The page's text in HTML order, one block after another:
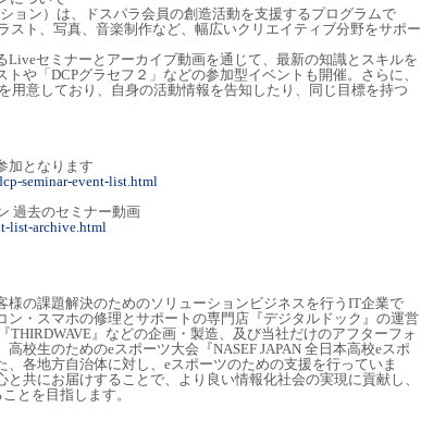
ョン）は、ドスパラ会員の創造活動を支援するプログラムで
スト、写真、音楽制作など、幅広いクリエイティブ分野をサポー
セミナーとアーカイブ動画を通じて、最新の知識とスキルを
や「DCPグラセフ２」などの参加型イベントも開催。さらに、
用意しており、自身の活動情報を告知したり、同じ目標を持つ
加となります
seminar-event-list.html
過去のセミナー動画
list-archive.html
様の課題解決のためのソリューションビジネスを行うIT企業で
・スマホの修理とサポートの専門店『デジタルドック』の運営
THIRDWAVE』などの企画・製造、及び当社だけのアフターフォ
校生のためのeスポーツ大会『NASEF JAPAN 全日本高校eスポ
各地方自治体に対し、eスポーツのための支援を行っていま
共にお届けすることで、より良い情報化社会の実現に貢献し、
とを目指します。